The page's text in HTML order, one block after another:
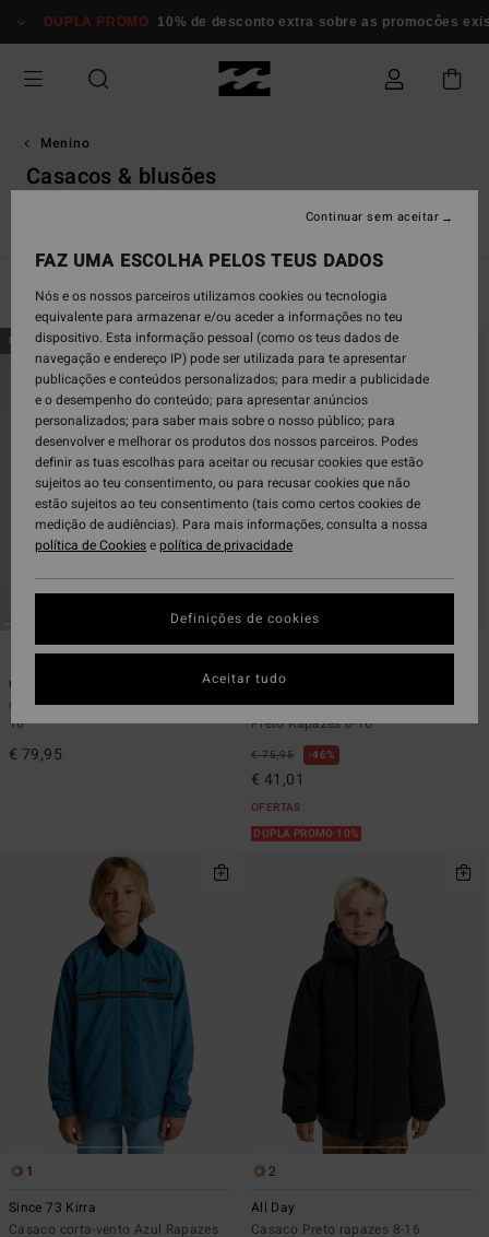
para
seleção
DUPLA PROMO 10% de desconto extra sobre as promocôes
Menino
Casacos & blusões
Fatos de Surf
Filtrar e Ordenar
Avançar
para
procurar
critérios
filtragem
Avançar
para
ordenar
NOVO PRODUTO
Offtrack
Casaco puffer Cinzento Rapazes 8-
16
€ 79,95
1 ECO
Boundary Shore
Casaco de velo com fecho de correr
Preto Rapazes 8-16
€ 75,95 46%
€ 41,01
OFERTAS
DUPLA PROMO 10%
1
Since 73 Kirra
Casaco corta-vento Azul Rapazes
2
All Day
Casaco Preto rapazes 8-16
FAZ UMA ESCOLHA PELOS TEUS DADOS
Nós e os nossos parceiros utilizamos cookies ou tecnologia
equivalente para armazenar e/ou aceder a informações no teu
dispositivo. Esta informação pessoal (como os teus dados de
navegação e endereço IP) pode ser utilizada para te apresentar
publicações e conteúdos personalizados; para medir a publicidade
e o desempenho do conteúdo; para apresentar anúncios
personalizados; para saber mais sobre o nosso público; para
desenvolver e melhorar os produtos dos nossos parceiros. Podes
definir as tuas escolhas para aceitar ou recusar cookies que estão
sujeitos ao teu consentimento, ou para recusar cookies que não
estão sujeitos ao teu consentimento (tais como certos cookies de
medição de audiências). Para mais informações, consulta a nossa
política de Cookiesepolítica de privacidade
Definições de cookies
Continuar sem aceitar
Aceitar tudo